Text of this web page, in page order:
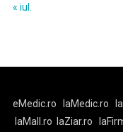
« iul.
eMedic.ro laMedic.ro
laMall.ro
laZiar.ro